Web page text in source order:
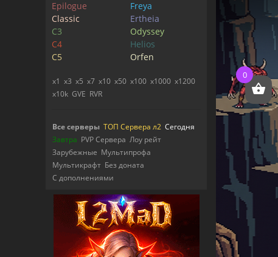
Epilogue
Classic
C3
C4
C5
Freya
Ertheia
Odyssey
Helios
Orfen
x1 x3 x5 x7 x10 x50 x100 x1000 x1200
x10k GVE RVR
Все серверы ТОП Сервера л2 Сегодня
Завтра PVP Сервера Лоу рейт
Зарубежные Мультипрофа
Мультикрафт Без доната
С дополнениями
0